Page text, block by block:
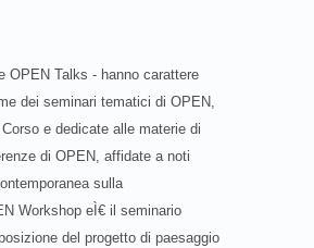
OPEN Talks - hanno carattere
dei seminari tematici di OPEN,
e dedicate alle materie di
di OPEN, affidate a noti
sulla
Workshop eÌ€ il seminario
del progetto di paesaggio